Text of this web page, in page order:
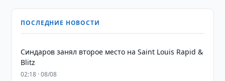
ПОСЛЕДНИЕ НОВОСТИ
Синдаров занял второе место на Saint Louis Rapid &
Blitz
02:18 · 08/08